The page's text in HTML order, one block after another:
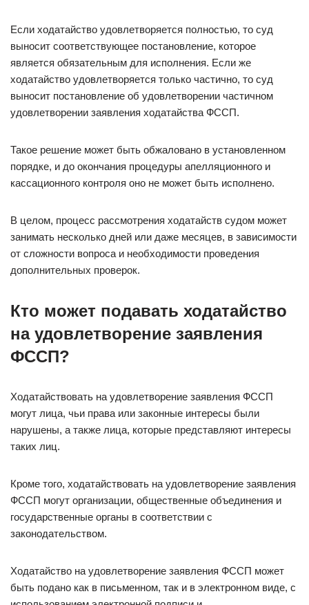
Если ходатайство удовлетворяется полностью, то суд
выносит соответствующее постановление, которое
является обязательным для исполнения. Если же
ходатайство удовлетворяется только частично, то суд
выносит постановление об удовлетворении частичном
удовлетворении заявления ходатайства ФССП.
Такое решение может быть обжаловано в установленном
порядке, и до окончания процедуры апелляционного и
кассационного контроля оно не может быть исполнено.
В целом, процесс рассмотрения ходатайств судом может
занимать несколько дней или даже месяцев, в зависимости
от сложности вопроса и необходимости проведения
дополнительных проверок.
Кто может подавать ходатайство
на удовлетворение заявления
ФССП?
Ходатайствовать на удовлетворение заявления ФССП
могут лица, чьи права или законные интересы были
нарушены, а также лица, которые представляют интересы
таких лиц.
Кроме того, ходатайствовать на удовлетворение заявления
ФССП могут организации, общественные объединения и
государственные органы в соответствии с
законодательством.
Ходатайство на удовлетворение заявления ФССП может
быть подано как в письменном, так и в электронном виде, с